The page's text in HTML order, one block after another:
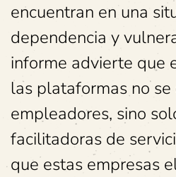
encuentran en una
dependencia y
informe advierte que
las plataformas no
empleadores, sino
facilitadoras de
que estas empresas